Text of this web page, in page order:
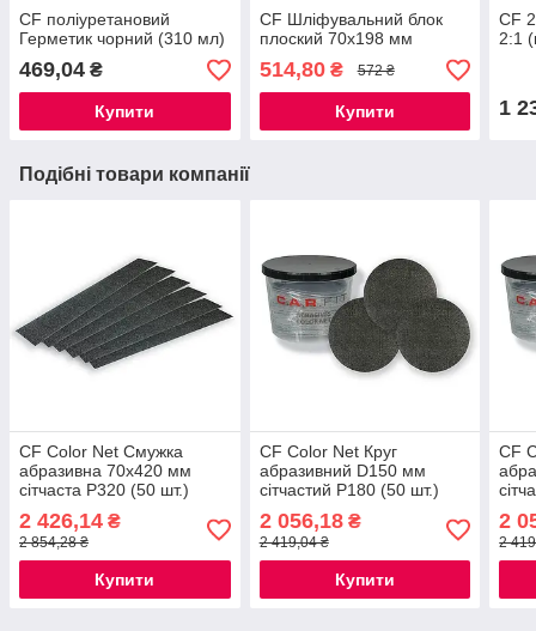
CF поліуретановий
Герметик чорний (310 мл)
469,04 ₴
Купити
CF Шліфувальний блок
плоский 70х198 мм
514,80₴ 572 ₴
Купити
CF
2:1
1
Подібні товари компанії
CF Color Net Смужка
абразивна 70х420 мм
сітчаста P320 (50 шт.)
2 426,14 ₴
2 854,28 ₴
Купити
CF Color Net Круг
абразивний D150 мм
сітчастий P180 (50 шт.)
2 056,18₴
2 419,04 ₴
Купити
CF
2
2